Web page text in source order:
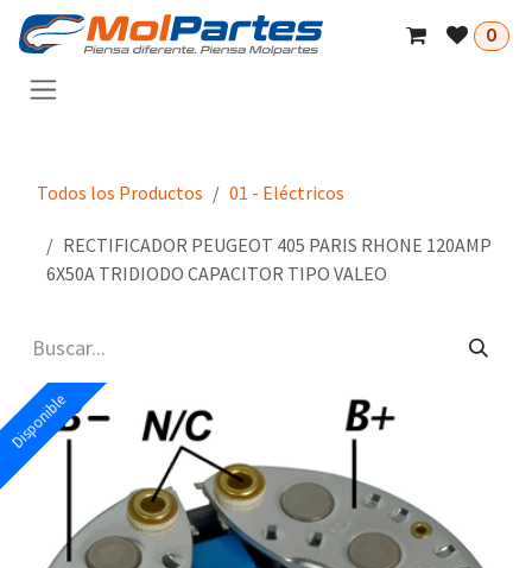
Ir al contenido
0
Todos los Productos 01 - Eléctricos
RECTIFICADOR PEUGEOT 405 PARIS RHONE 120AMP
6X50A TRIDIODO CAPACITOR TIPO VALEO
Disponible
Disponible